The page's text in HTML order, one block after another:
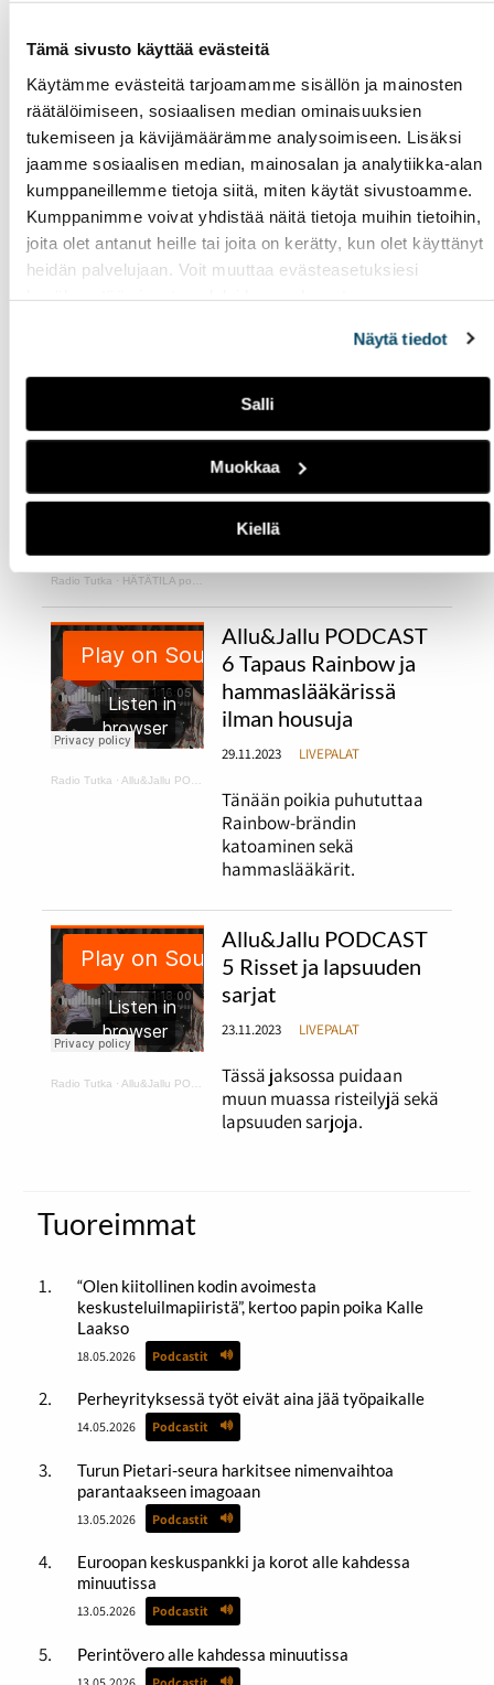
Tämä sivusto käyttää evästeitä
Käytämme evästeitä tarjoamamme sisällön ja mainosten
räätälöimiseen, sosiaalisen median ominaisuuksien
tukemiseen ja kävijämäärämme analysoimiseen. Lisäksi
jaamme sosiaalisen median, mainosalan ja analytiikka-alan
kumppaneillemme tietoja siitä, miten käytät sivustoamme.
Kumppanimme voivat yhdistää näitä tietoja muihin tietoihin,
joita olet antanut heille tai joita on kerätty, kun olet käyttänyt
heidän palvelujaan. Voit muuttaa evästeasetuksiesi
Näytä tiedot
Salli
Muokkaa
Kiellä
Tiesitsä Tätä: Halloween
12.12.2023 LIVEPALAT
Jaksossa puhutaan
halloweenista ja erilaisista
halloweenin viettotavoista.
Lisäksi ohjelmassa käydään
läpi suomalaisia syksyisiä
juhlia.
Hätätila 2:
kurpitsakeittoa ja
Radio Tutka · HÄTÄTILA podcast 1
Hätätila 1: kuka huutaa
ruokapöydässä?
30.11.2023 LIVEPALAT
Radio Tutka · Allu&Jallu PODCAST 6 Tapaus Rainbow ja hammaslääkärissä ilman housuja
Allu&Jallu PODCAST
6 Tapaus Rainbow ja
hammaslääkärissä
ilman housuja
29.11.2023 LIVEPALAT
Tänään poikia puhututtaa
Rainbow-brändin
katoaminen sekä
hammaslääkärit.
Radio Tutka · Allu&Jallu PODCAST 5 Risset ja lapsuuden sarjat
Allu&Jallu PODCAST
5 Risset ja lapsuuden
sarjat
23.11.2023 LIVEPALAT
Tässä jaksossa puidaan
muun muassa risteilyjä sekä
lapsuuden sarjoja.
Tuoreimmat
“Olen kiitollinen kodin avoimesta
keskusteluilmapiiristä”, kertoo papin poika Kalle
Laakso
18.05.2026 Podcastit
Perheyrityksessä työt eivät aina jää työpaikalle
14.05.2026 Podcastit
Turun Pietari-seura harkitsee nimenvaihtoa
parantaakseen imagoaan
13.05.2026 Podcastit
Euroopan keskuspankki ja korot alle kahdessa
minuutissa
13.05.2026 Podcastit
Perintövero alle kahdessa minuutissa